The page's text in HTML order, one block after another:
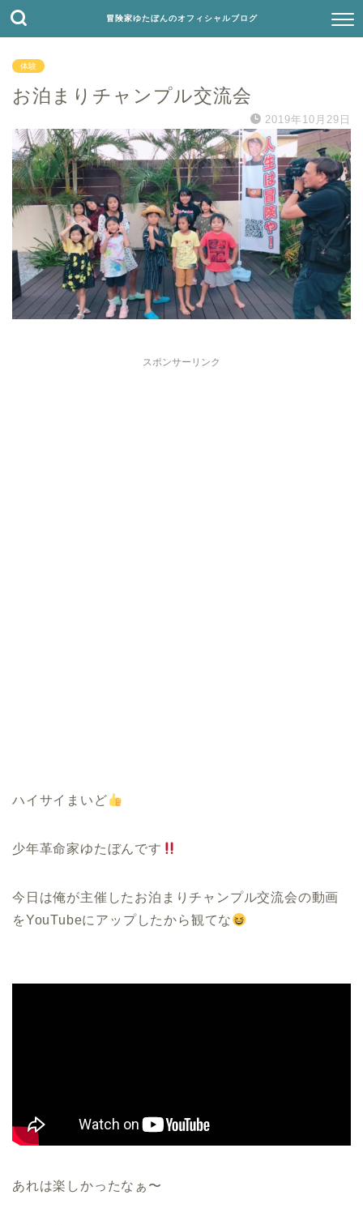
冒険家ゆたぼんのオフィシャルブログ
体験
お泊まりチャンプル交流会
2019年10月29日
スポンサーリンク
ハイサイまいど
少年革命家ゆたぼんです
今日は俺が主催したお泊まりチャンプル交流会の動画
をYouTubeにアップしたから観てな
あれは楽しかったなぁ〜